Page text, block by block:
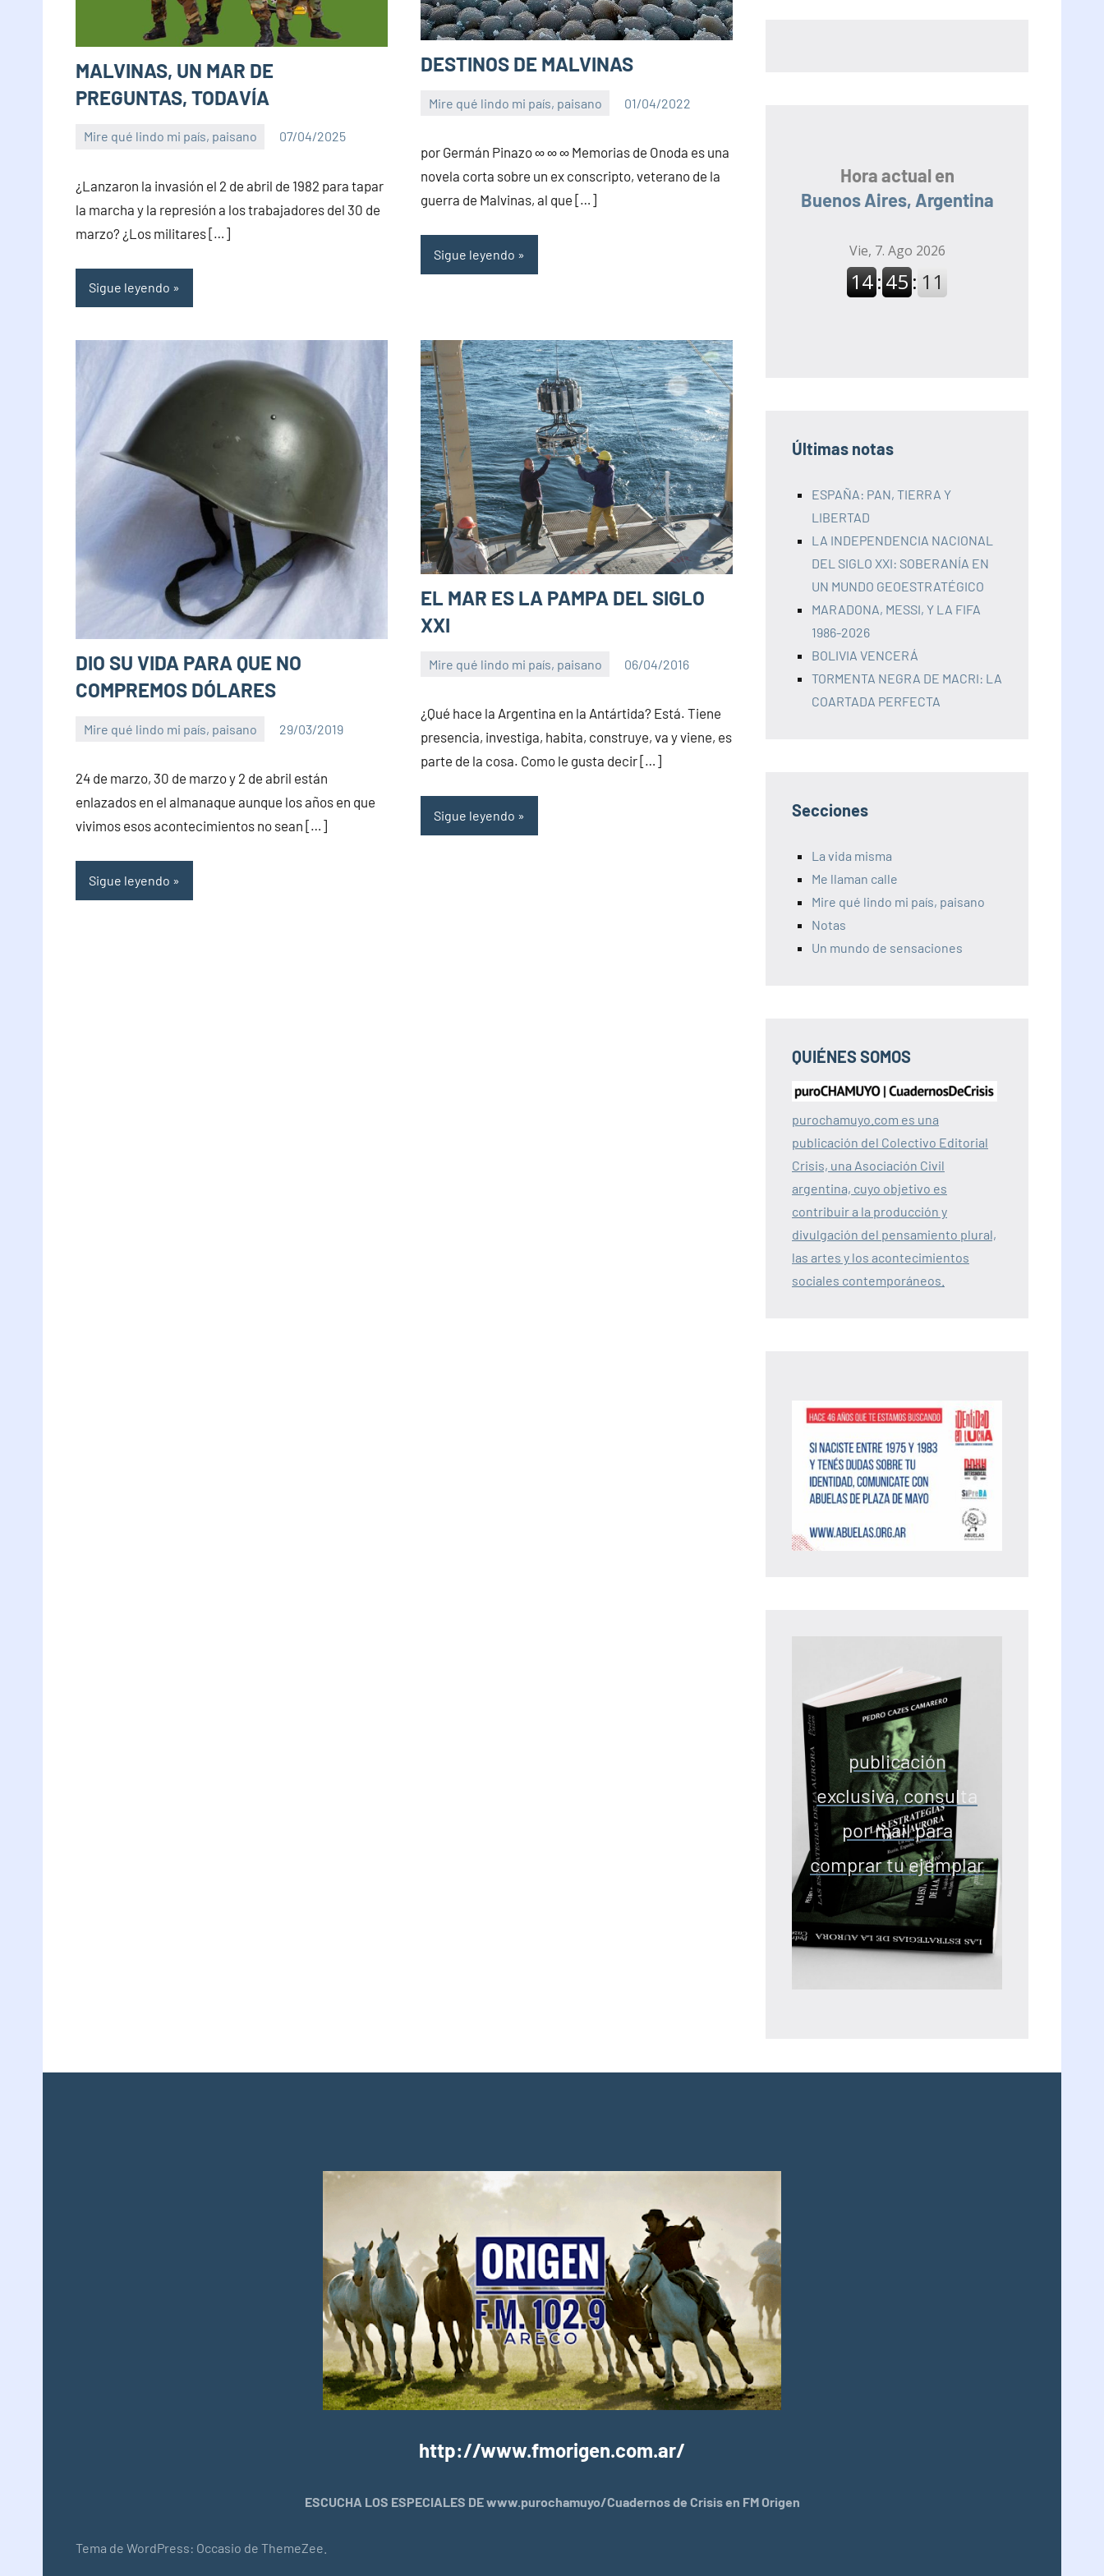
MALVINAS, UN MAR DE
PREGUNTAS, TODAVÍA
Mire qué lindo mi país, paisano 07/04/2025
PuroChamuyo
¿Lanzaron la invasión el 2 de abril de 1982 para tapar
la marcha y la represión a los trabajadores del 30 de
marzo? ¿Los militares […]
Sigue leyendo
DESTINOS DE MALVINAS
Mire qué lindo mi país, paisano 01/04/2022
PuroChamuyo
comentarios
por Germán Pinazo ∞ ∞ ∞ Memorias de Onoda es una
novela corta sobre un ex conscripto, veterano de la
guerra de Malvinas, al que […]
Sigue leyendo
DIO SU VIDA PARA QUE NO
COMPREMOS DÓLARES
Mire qué lindo mi país, paisano 29/03/2019
PuroChamuyo
24 de marzo, 30 de marzo y 2 de abril están
enlazados en el almanaque aunque los años en que
vivimos esos acontecimientos no sean […]
Sigue leyendo
EL MAR ES LA PAMPA DEL SIGLO
XXI
Mire qué lindo mi país, paisano 06/04/2016
PuroChamuyo
¿Qué hace la Argentina en la Antártida? Está. Tiene
presencia, investiga, habita, construye, va y viene, es
parte de la cosa. Como le gusta decir […]
Sigue leyendo
Hora actual en
Buenos Aires, Argentina
Últimas notas
ESPAÑA: PAN, TIERRA Y
LIBERTAD
LA INDEPENDENCIA NACIONAL
DEL SIGLO XXI: SOBERANÍA EN
UN MUNDO GEOESTRATÉGICO
MARADONA, MESSI, Y LA FIFA
1986-2026
BOLIVIA VENCERÁ
TORMENTA NEGRA DE MACRI: LA
COARTADA PERFECTA
Secciones
La vida misma
Me llaman calle
Mire qué lindo mi país, paisano
Notas
Un mundo de sensaciones
QUIÉNES SOMOS
purochamuyo.com es una
publicación del Colectivo Editorial
Crisis, una Asociación Civil
argentina, cuyo objetivo es
contribuir a la producción y
divulgación del pensamiento plural,
las artes y los acontecimientos
sociales contemporáneos.
publicación
exclusiva, consulta
por mail para
comprar tu ejemplar
http://www.fmorigen.com.ar/
ESCUCHA LOS ESPECIALES DE www.purochamuyo/Cuadernos de Crisis en FM Origen
Tema de WordPress: Occasio de ThemeZee.